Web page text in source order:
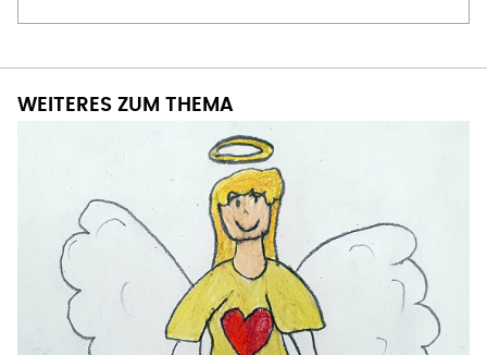
WEITERES ZUM THEMA